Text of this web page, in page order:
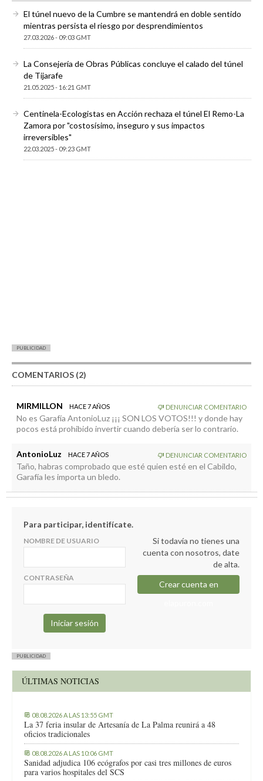
El túnel nuevo de la Cumbre se mantendrá en doble sentido
mientras persista el riesgo por desprendimientos
27.03.2026 - 09:03 GMT
La Consejería de Obras Públicas concluye el calado del túnel
de Tijarafe
21.05.2025 - 16:21 GMT
Centinela-Ecologistas en Acción rechaza el túnel El Remo-La
Zamora por "costosísimo, inseguro y sus impactos
irreversibles"
22.03.2025 - 09:23 GMT
PUBLICIDAD
COMENTARIOS (2)
MIRMILLON HACE 7 AÑOS DENUNCIAR COMENTARIO
No es Garafía AntonioLuz ¡¡¡ SON LOS VOTOS!!! y donde hay
pocos está prohibido invertir cuando debería ser lo contrario.
AntonioLuz HACE 7 AÑOS DENUNCIAR COMENTARIO
Taño, habras comprobado que esté quien esté en el Cabildo,
Garafía les importa un bledo.
Para participar, identifícate.
NOMBRE DE USUARIO
CONTRASEÑA
Si todavía no tienes una
cuenta con nosotros, date
de alta.
Crear cuenta en
PUBLICIDAD
ÚLTIMAS NOTICIAS
08.08.2026 A LAS 13:55 GMT
La 37 feria insular de Artesanía de La Palma reunirá a 48
oficios tradicionales
08.08.2026 A LAS 10:06 GMT
Sanidad adjudica 106 ecógrafos por casi tres millones de euros
para varios hospitales del SCS